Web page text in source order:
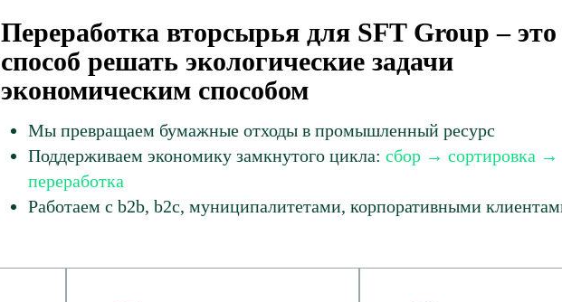
Переработка вторсырья для SFT Group – это
способ решать экологические задачи
экономическим способом
Мы превращаем бумажные отходы в промышленный ресурс
Поддерживаем экономику замкнутого цикла: сбор → сортировка →
переработка
Работаем с b2b, b2c, муниципалитетами, корпоративными